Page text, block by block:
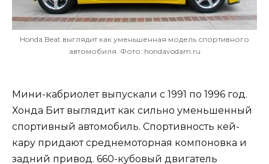
Honda Beat выглядит как уменьшенная модель спортивного
автомобиля. Фото: hondavodam.ru
Мини-кабриолет выпускали с 1991 по 1996 год.
Хонда Бит выглядит как сильно уменьшенный
спортивный автомобиль. Спортивность кей-
кару придают среднемоторная компоновка и
задний привод. 660-кубовый двигатель